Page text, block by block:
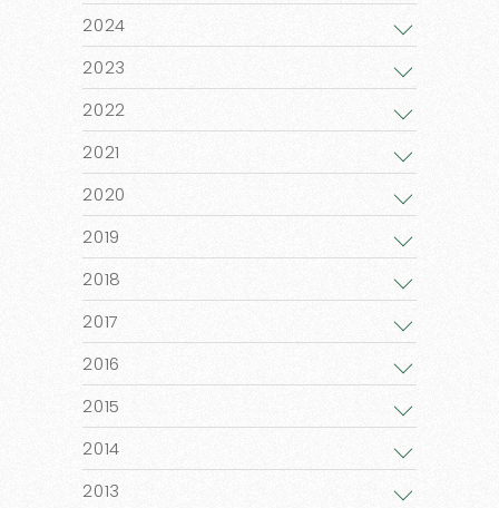
2024
2023
2022
2021
2020
2019
2018
2017
2016
2015
2014
2013